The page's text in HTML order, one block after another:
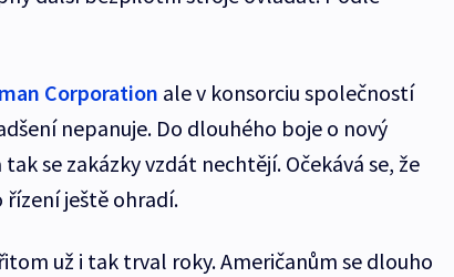
Corporation ale v konsorciu společností
nepanuje. Do dlouhého boje o nový
se zakázky vzdát nechtějí. Očekává se, že
ještě ohradí.
už i tak trval roky. Američanům se dlouho